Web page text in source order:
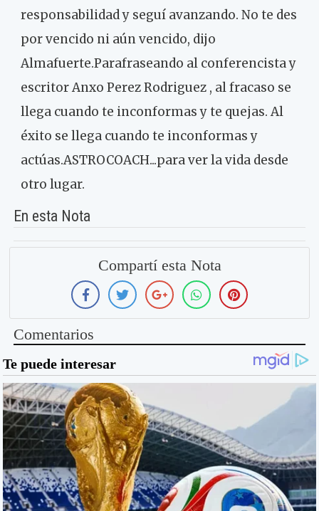
responsabilidad y seguí avanzando. No te des
por vencido ni aún vencido, dijo
Almafuerte.Parafraseando al conferencista y
escritor Anxo Perez Rodriguez , al fracaso se
llega cuando te inconformas y te quejas. Al
éxito se llega cuando te inconformas y
actúas.ASTROCOACH...para ver la vida desde
otro lugar.
En esta Nota
Compartí esta Nota
Comentarios